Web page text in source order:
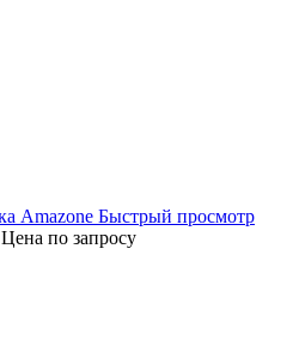
Быстрый просмотр
Цена по запросу